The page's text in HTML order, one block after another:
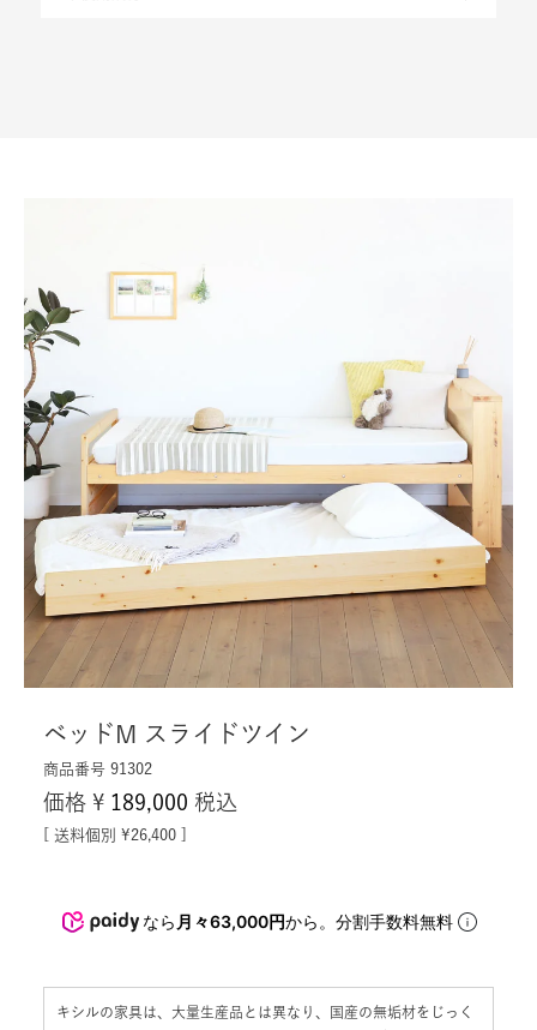
ベッドM スライドツイン
商品番号 91302
価格 ¥ 189,000 税込
送料個別 ¥26,400
なら月々63,000円から。分割手数料無料
キシルの家具は、大量生産品とは異なり、国産の無垢材をじっく